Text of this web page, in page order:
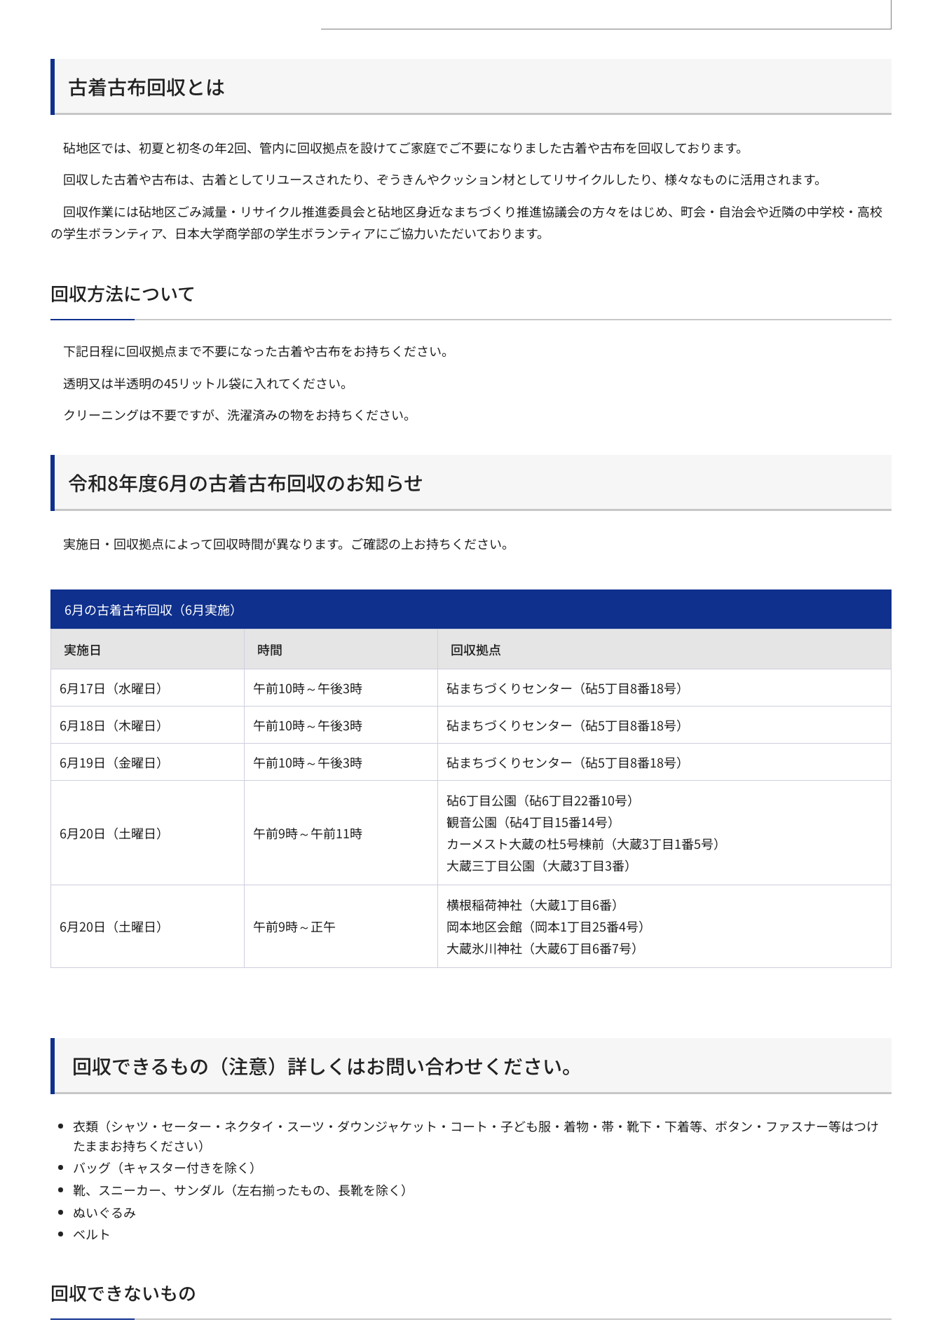
古着古布回収とは
砧地区では、初夏と初冬の年2回、管内に回収拠点を設けてご家庭でご不要になりました古着や古布を回収しております。
回収した古着や古布は、古着としてリユースされたり、ぞうきんやクッション材としてリサイクルしたり、様々なものに活用されます。
回収作業には砧地区ごみ減量・リサイクル推進委員会と砧地区身近なまちづくり推進協議会の方々をはじめ、町会・自治会や近隣の中学校・高校
の学生ボランティア、日本大学商学部の学生ボランティアにご協力いただいております。
回収方法について
下記日程に回収拠点まで不要になった古着や古布をお持ちください。
透明又は半透明の45リットル袋に入れてください。
クリーニングは不要ですが、洗濯済みの物をお持ちください。
令和8年度6月の古着古布回収のお知らせ
実施日・回収拠点によって回収時間が異なります。ご確認の上お持ちください。
6月の古着古布回収（6月実施）
実施日 時間 回収拠点
6月17日（水曜日） 午前10時～午後3時 砧まちづくりセンター（砧5丁目8番18号）
6月18日（木曜日） 午前10時～午後3時 砧まちづくりセンター（砧5丁目8番18号）
6月19日（金曜日） 午前10時～午後3時 砧まちづくりセンター（砧5丁目8番18号）
6月20日（土曜日） 午前9時～午前11時
砧6丁目公園（砧6丁目22番10号）
観音公園（砧4丁目15番14号）
カーメスト大蔵の杜5号棟前（大蔵3丁目1番5号）
大蔵三丁目公園（大蔵3丁目3番）
6月20日（土曜日） 午前9時～正午
横根稲荷神社（大蔵1丁目6番）
岡本地区会館（岡本1丁目25番4号）
大蔵氷川神社（大蔵6丁目6番7号）
回収できるもの（注意）詳しくはお問い合わせください。
衣類（シャツ・セーター・ネクタイ・スーツ・ダウンジャケット・コート・子ども服・着物・帯・靴下・下着等、ボタン・ファスナー等はつけ
たままお持ちください）
バッグ（キャスター付きを除く）
靴、スニーカー、サンダル（左右揃ったもの、長靴を除く）
ぬいぐるみ
ベルト
回収できないもの